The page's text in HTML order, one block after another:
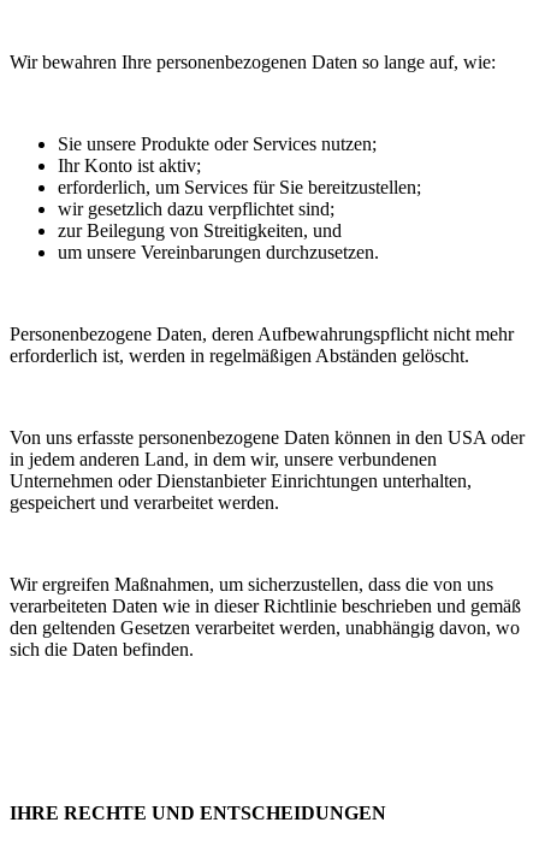
Wir bewahren Ihre personenbezogenen Daten so lange auf, wie:
Sie unsere Produkte oder Services nutzen;
Ihr Konto ist aktiv;
erforderlich, um Services für Sie bereitzustellen;
wir gesetzlich dazu verpflichtet sind;
zur Beilegung von Streitigkeiten, und
um unsere Vereinbarungen durchzusetzen.
Personenbezogene Daten, deren Aufbewahrungspflicht nicht mehr
erforderlich ist, werden in regelmäßigen Abständen gelöscht.
Von uns erfasste personenbezogene Daten können in den USA oder
in jedem anderen Land, in dem wir, unsere verbundenen
Unternehmen oder Dienstanbieter Einrichtungen unterhalten,
gespeichert und verarbeitet werden.
Wir ergreifen Maßnahmen, um sicherzustellen, dass die von uns
verarbeiteten Daten wie in dieser Richtlinie beschrieben und gemäß
den geltenden Gesetzen verarbeitet werden, unabhängig davon, wo
sich die Daten befinden.
IHRE RECHTE UND ENTSCHEIDUNGEN